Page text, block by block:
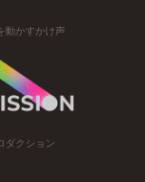
動かすかけ声
ダクション